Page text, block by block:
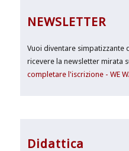
NEWSLETTER
Vuoi diventare simpatizzante
ricevere la newsletter mirata
completare l'iscrizione - WE
Didattica